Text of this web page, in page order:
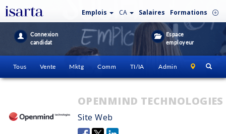
Emplois CA Salaires Formations
Connexion
candidat
Espace
employeur
Tous Vente Mktg Comm TI/IA Admin
OPENMIND TECHNOLOGIES
Site Web